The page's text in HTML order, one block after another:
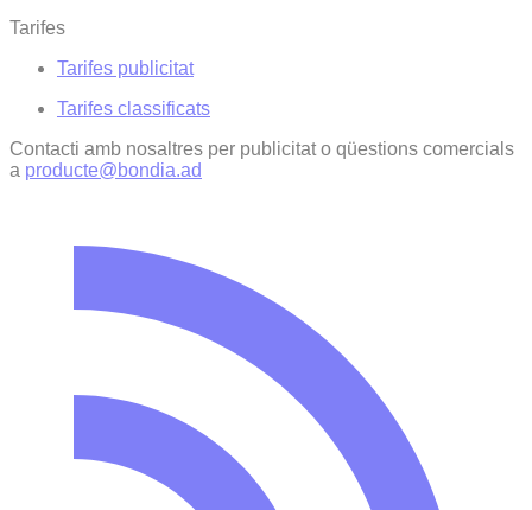
Tarifes
Tarifes publicitat
Tarifes classificats
Contacti amb nosaltres per publicitat o qüestions comercials
a producte@bondia.ad